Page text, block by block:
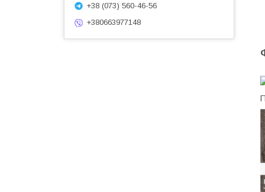
+38 (073) 560-46-56
+380663977148